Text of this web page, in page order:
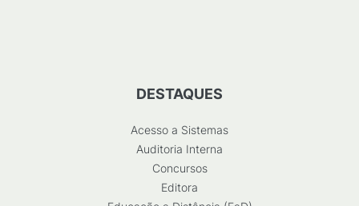
DESTAQUES
Acesso a Sistemas
Auditoria Interna
Concursos
Editora